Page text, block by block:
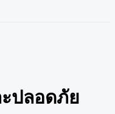
ปลอดภัย